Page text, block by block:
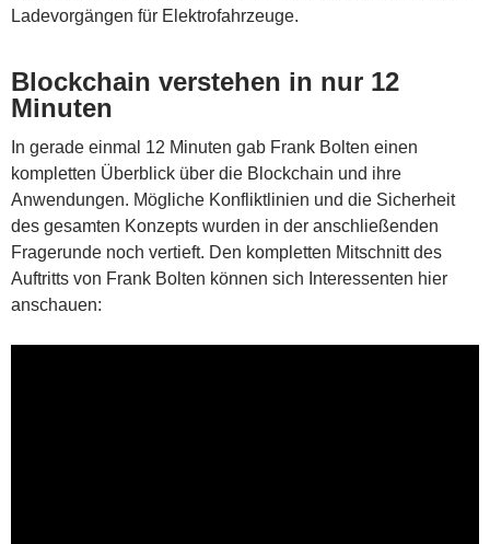
Ladevorgängen für Elektrofahrzeuge.
Blockchain verstehen in nur 12
Minuten
In gerade einmal 12 Minuten gab Frank Bolten einen
kompletten Überblick über die Blockchain und ihre
Anwendungen. Mögliche Konfliktlinien und die Sicherheit
des gesamten Konzepts wurden in der anschließenden
Fragerunde noch vertieft. Den kompletten Mitschnitt des
Auftritts von Frank Bolten können sich Interessenten hier
anschauen: